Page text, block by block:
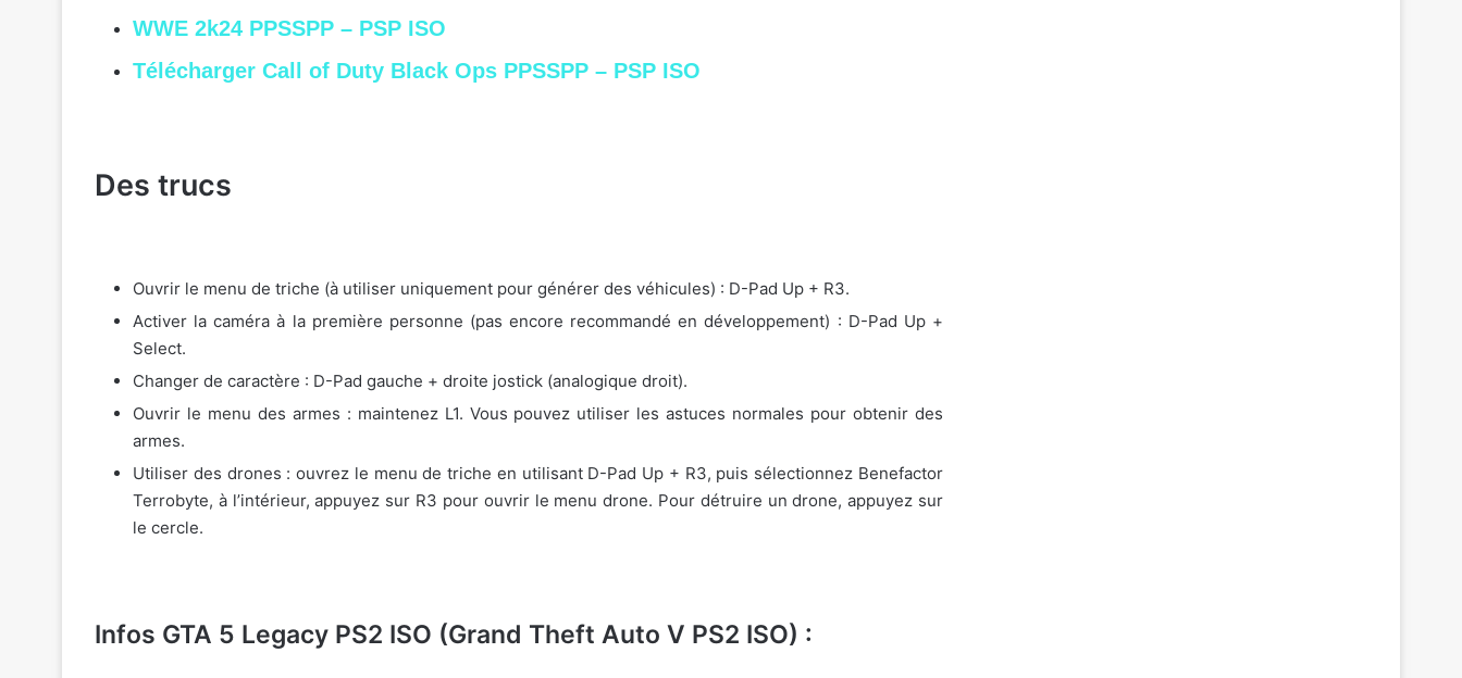
WWE 2k24 PPSSPP – PSP ISO
Télécharger Call of Duty Black Ops PPSSPP – PSP ISO
Des trucs
Ouvrir le menu de triche (à utiliser uniquement pour générer des véhicules) : D-Pad Up + R3.
Activer la caméra à la première personne (pas encore recommandé en développement) : D-Pad Up +
Select.
Changer de caractère : D-Pad gauche + droite jostick (analogique droit).
Ouvrir le menu des armes : maintenez L1. Vous pouvez utiliser les astuces normales pour obtenir des
armes.
Utiliser des drones : ouvrez le menu de triche en utilisant D-Pad Up + R3, puis sélectionnez Benefactor
Terrobyte, à l’intérieur, appuyez sur R3 pour ouvrir le menu drone. Pour détruire un drone, appuyez sur
le cercle.
Infos GTA 5 Legacy PS2 ISO (Grand Theft Auto V PS2 ISO) :